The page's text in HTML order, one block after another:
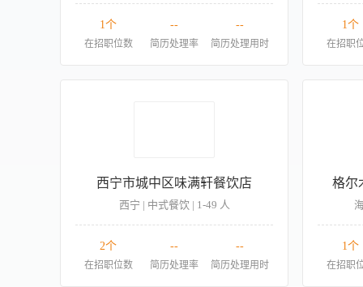
1个
在招职位数
--
简历处理率
--
简历处理用时
1个
在招职
西宁市城中区味满轩餐饮店
西宁 | 中式餐饮 | 1-49 人
2个
在招职位数
--
简历处理率
--
简历处理用时
格尔
1个
在招职